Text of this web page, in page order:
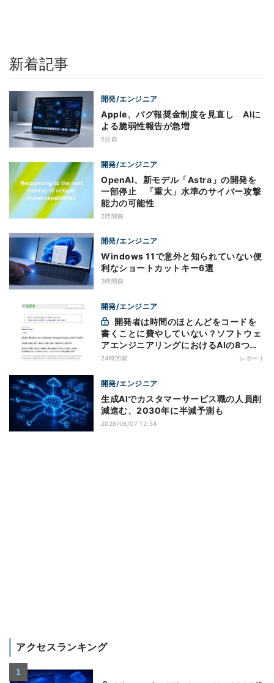
新着記事
開発/エンジニア
Apple、バグ報奨金制度を見直し AIに
よる脆弱性報告が急増
5分前
開発/エンジニア
OpenAI、新モデル「Astra」の開発を
一部停止 「重大」水準のサイバー攻撃
能力の可能性
2時間前
開発/エンジニア
Windows 11で意外と知られていない便
利なショートカットキー6選
3時間前
開発/エンジニア
書くことに費やしていない？ソフトウェ
アエンジニアリングにおけるAIの8つの
神話への賛否
24時間前 レポート
開発/エンジニア
生成AIでカスタマーサービス職の人員削
減進む、2030年に半減予測も
2026/08/07 12:54
アクセスランキング